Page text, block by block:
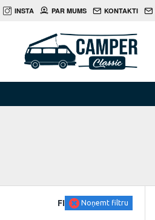
INSTA PAR MUMS KONTAKTI
FILTRSNoņemt filtru